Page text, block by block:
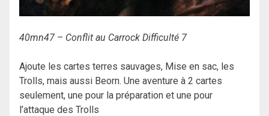
40mn47 – Conflit au Carrock Difficulté 7
Ajoute les cartes terres sauvages, Mise en sac, les
Trolls, mais aussi Beorn. Une aventure à 2 cartes
seulement, une pour la préparation et une pour
l’attaque des Trolls